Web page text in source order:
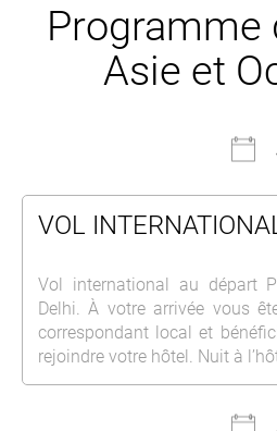
Programme
Asie et
VOL
Vol international au départ
Delhi. À votre arrivée vous
correspondant local et
rejoindre votre hôtel. Nuit à